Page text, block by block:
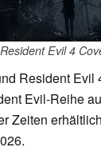
Resident Evil 4
Resident Evil
Evil-Reihe
Zeiten